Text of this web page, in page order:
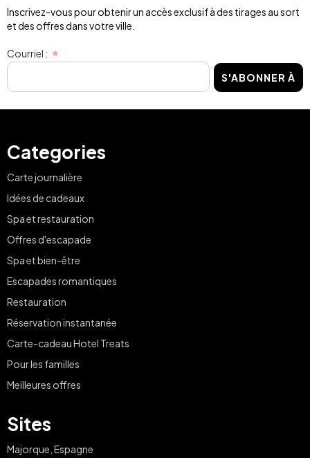
Inscrivez-vous pour obtenir un accès exclusif à des tirages au sort
et des offres dans votre ville.
Courriel :
S'ABONNER À
Categories
Carte journalière
Idées de cadeaux
Spa et restauration
Offres d'escapade
Spa et bien-être
Escapades romantiques
Restauration
Réservation instantanée
Carte-cadeau Hotel Treats
Pour les familles
Meilleures offres
Sites
Majorque, Espagne